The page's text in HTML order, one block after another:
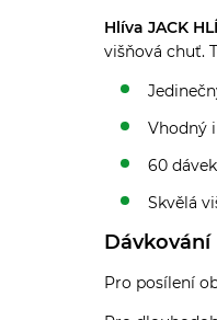
Hlíva JACK
višňová chuť.
Vhodný
60 dávek
Skvělá
Dávkování
Pro posílení